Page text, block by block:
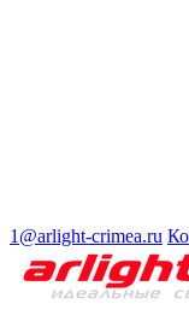
1@arlight-crimea.ru